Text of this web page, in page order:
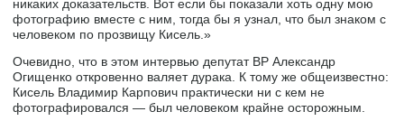
никаких доказательств. Вот если бы показали хоть одну мою
фотографию вместе с ним, тогда бы я узнал, что был знаком с
человеком по прозвищу Кисель.»
Очевидно, что в этом интервью депутат ВР Александр
Огищенко откровенно валяет дурака. К тому же общеизвестно:
Кисель Владимир Карпович практически ни с кем не
фотографировался — был человеком крайне осторожным.